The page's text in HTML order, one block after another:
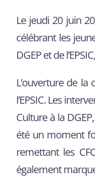
Le jeudi 20 juin
célébrant les
DGEP et de
L’ouverture de
l’EPSIC. Les
Culture à la
été un moment
remettant les
également